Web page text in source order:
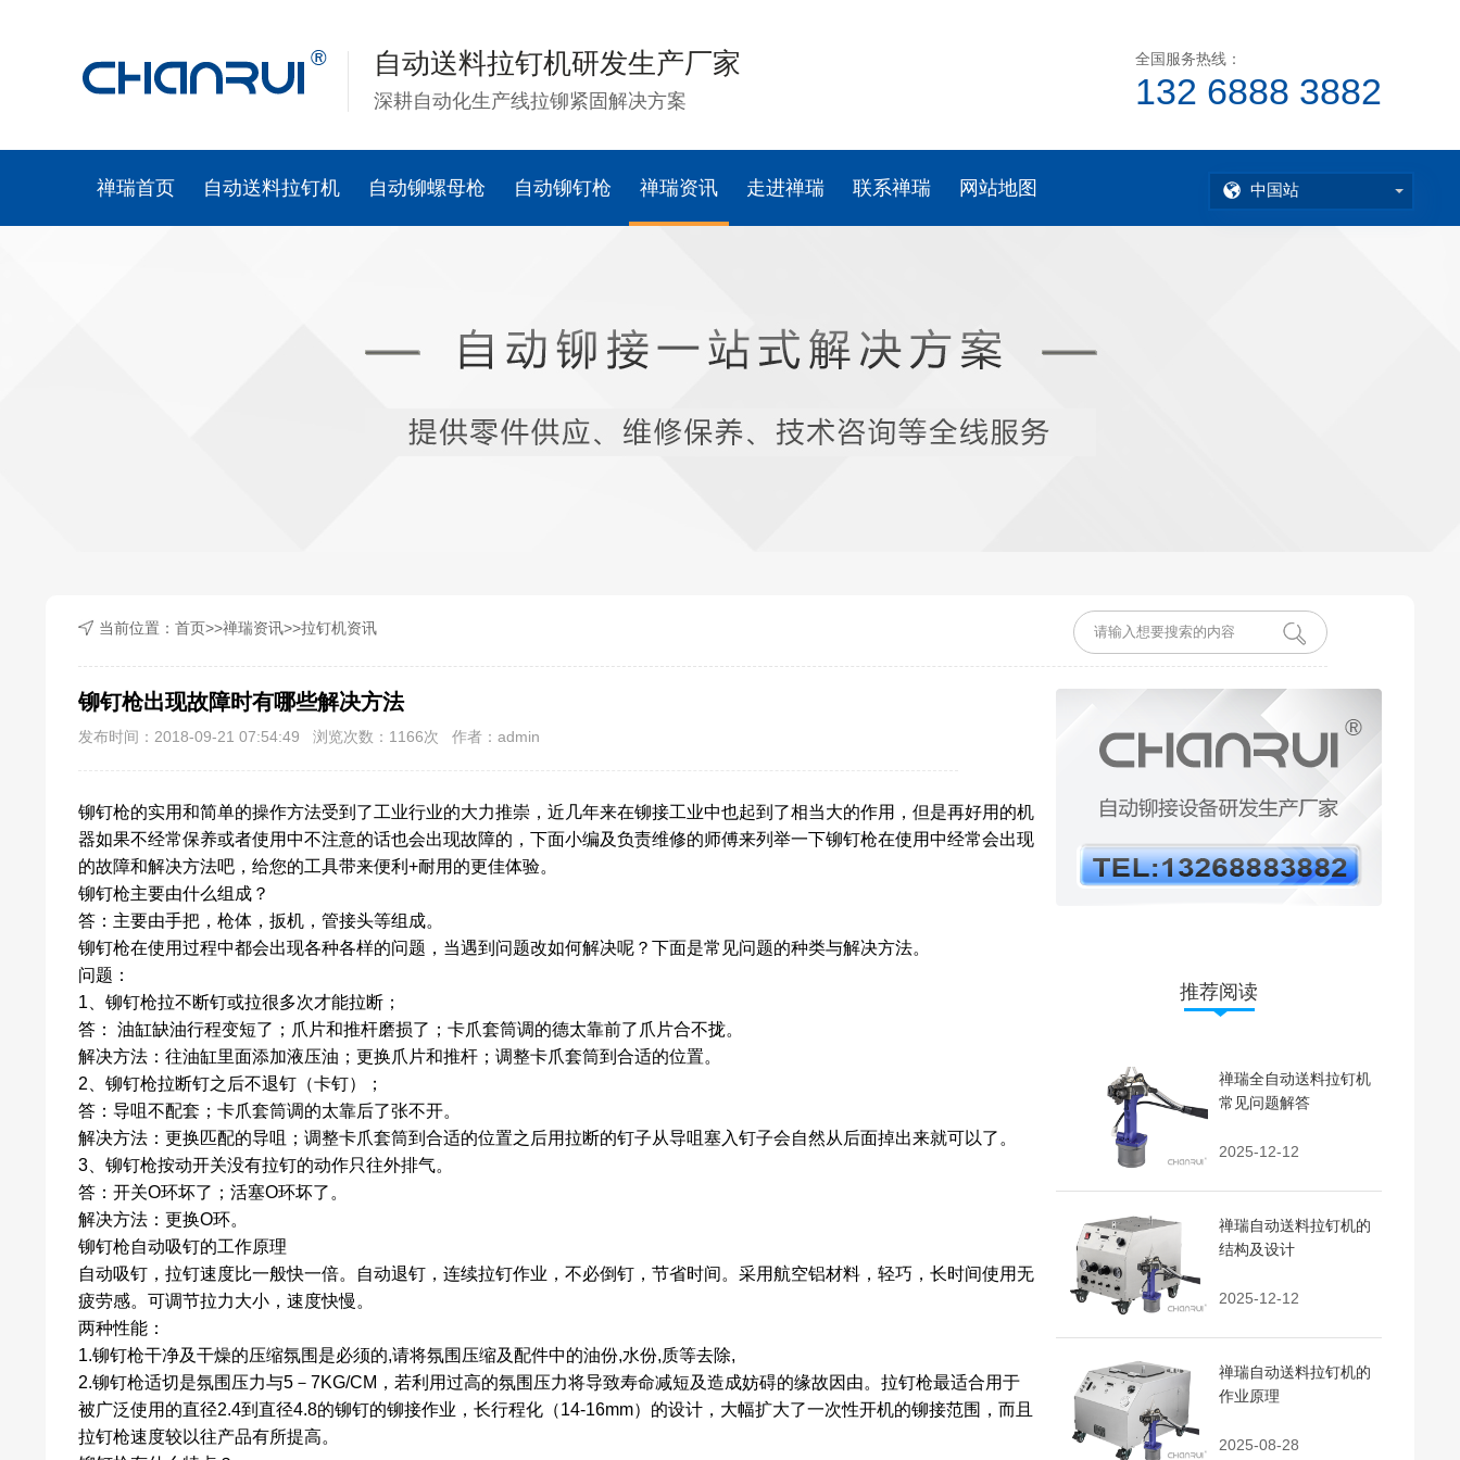
自动送料拉钉机研发生产厂家
深耕自动化生产线拉铆紧固解决方案
全国服务热线：
132 6888 3882
禅瑞首页 自动送料拉钉机 自动铆螺母枪 自动铆钉枪 禅瑞资讯 走进禅瑞 联系禅瑞 网站地图 中国站
当前位置： 首页>>禅瑞资讯>>拉钉机资讯
铆钉枪出现故障时有哪些解决方法
发布时间：2018-09-21 07:54:49 浏览次数： 1166次 作者：admin
铆钉枪的实用和简单的操作方法受到了工业行业的大力推崇，近几年来在铆接工业中也起到了相当大的作用，但是再好用的机
器如果不经常保养或者使用中不注意的话也会出现故障的，下面小编及负责维修的师傅来列举一下铆钉枪在使用中经常会出现
的故障和解决方法吧，给您的工具带来便利+耐用的更佳体验。
铆钉枪主要由什么组成？
答：主要由手把，枪体，扳机，管接头等组成。
铆钉枪在使用过程中都会出现各种各样的问题，当遇到问题改如何解决呢？下面是常见问题的种类与解决方法。
问题：
1、铆钉枪拉不断钉或拉很多次才能拉断；
答： 油缸缺油行程变短了；爪片和推杆磨损了；卡爪套筒调的德太靠前了爪片合不拢。
解决方法：往油缸里面添加液压油；更换爪片和推杆；调整卡爪套筒到合适的位置。
2、 铆钉枪拉断钉之后不退钉（卡钉）；
答：导咀不配套；卡爪套筒调的太靠后了张不开。
解决方法：更换匹配的导咀；调整卡爪套筒到合适的位置之后用拉断的钉子从导咀塞入钉子会自然从后面掉出来就可以了。
3、铆钉枪按动开关没有拉钉的动作只往外排气。
答：开关O环坏了；活塞O环坏了。
解决方法：更换O环。
铆钉枪自动吸钉的工作原理
自动吸钉，拉钉速度比一般快一倍。自动退钉，连续拉钉作业，不必倒钉，节省时间。采用航空铝材料，轻巧，长时间使用无
疲劳感。可调节拉力大小，速度快慢。
两种性能：
1.铆钉枪干净及干燥的压缩氛围是必须的,请将氛围压缩及配件中的油份,水份,质等去除,
2.铆钉枪适切是氛围压力与5－7KG/CM，若利用过高的氛围压力将导致寿命减短及造成妨碍的缘故因由。拉钉枪最适合用于
被广泛使用的直径2.4到直径4.8的铆钉的铆接作业，长行程化（14-16mm）的设计，大幅扩大了一次性开机的铆接范围，而且
拉钉枪速度较以往产品有所提高。
推荐阅读
禅瑞全自动送料拉钉机
常见问题解答
2025-12-12
禅瑞自动送料拉钉机的
结构及设计
2025-12-12
禅瑞自动送料拉钉机的
作业原理
2025-08-28